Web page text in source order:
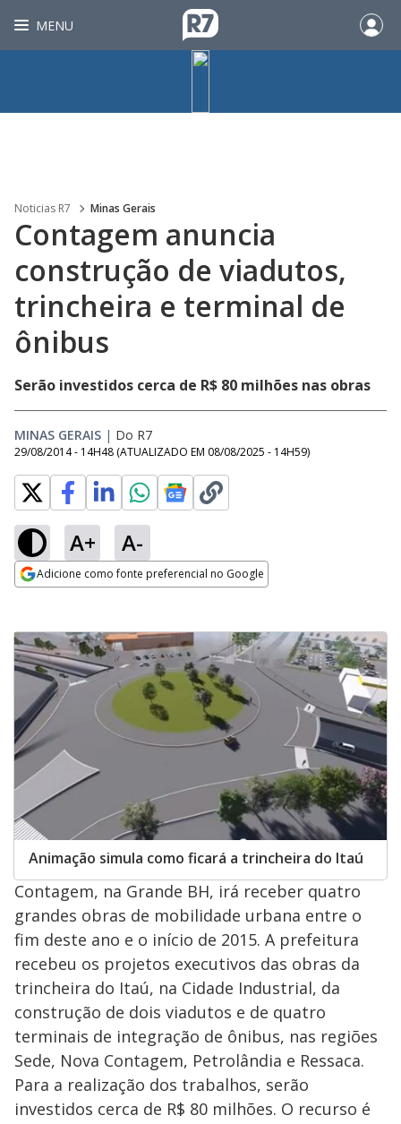
MENU
Noticias R7 Minas Gerais
Contagem anuncia
construção de viadutos,
trincheira e terminal de
ônibus
Serão investidos cerca de R$ 80 milhões nas obras
MINAS GERAIS | Do R7
29/08/2014 - 14H48 (ATUALIZADO EM 08/08/2025 - 14H59)
A+ A-
Adicione como fonte preferencial no Google
Animação simula como ficará a trincheira do Itaú
Contagem, na Grande BH, irá receber quatro
grandes obras de mobilidade urbana entre o
fim deste ano e o início de 2015. A prefeitura
recebeu os projetos executivos das obras da
trincheira do Itaú, na Cidade Industrial, da
construção de dois viadutos e de quatro
terminais de integração de ônibus, nas regiões
Sede, Nova Contagem, Petrolândia e Ressaca.
Para a realização dos trabalhos, serão
investidos cerca de R$ 80 milhões. O recurso é